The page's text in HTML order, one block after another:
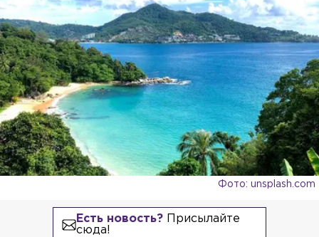
Фото: unsplash.com
Есть новость?Присылайте
сюда!